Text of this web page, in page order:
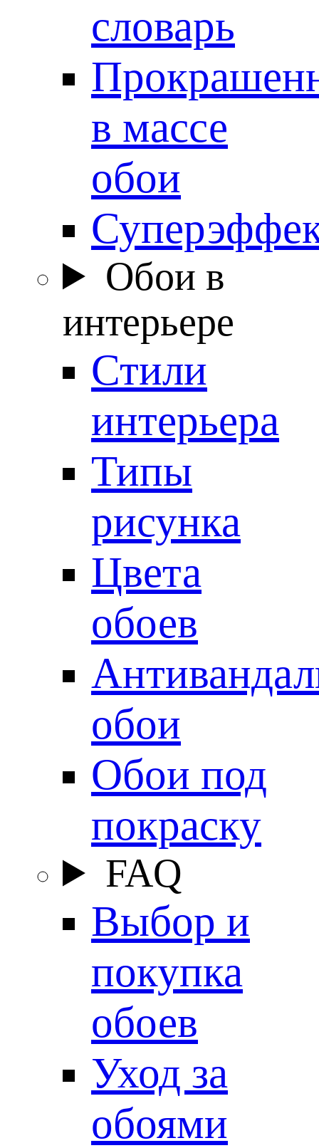
словарь
в массе
обои
Обои в
интерьере
Стили
интерьера
Типы
рисунка
Цвета
обоев
обои
Обои под
покраску
FAQ
Выбор и
покупка
обоев
Уход за
обоями